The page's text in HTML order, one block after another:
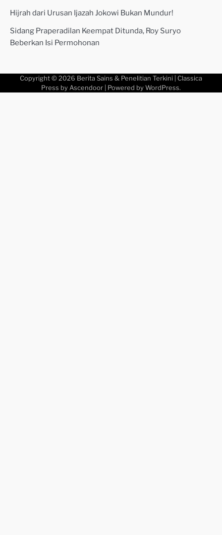
Hijrah dari Urusan Ijazah Jokowi Bukan Mundur!
Sidang Praperadilan Keempat Ditunda, Roy Suryo
Beberkan Isi Permohonan
Copyright © 2026 Berita Sains & Penelitian Terkini | Classica
Press by Ascendoor | Powered by WordPress.